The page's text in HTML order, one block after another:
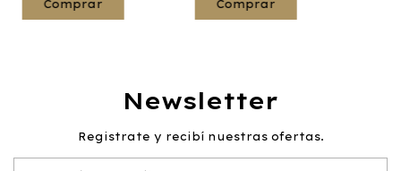
Newsletter
Registrate y recibí nuestras ofertas.